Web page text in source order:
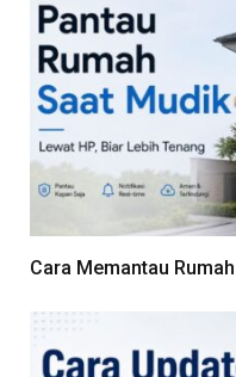
Cara Memantau